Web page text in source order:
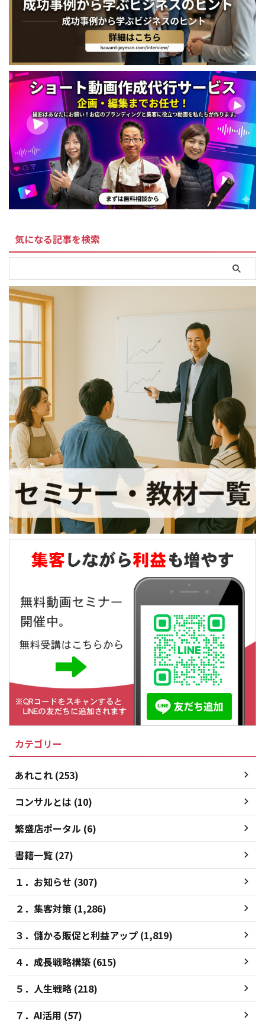
気になる記事を検索
カテゴリー
あれこれ (253)
コンサルとは (10)
繁盛店ポータル (6)
書籍一覧 (27)
１．お知らせ (307)
２．集客対策 (1,286)
３．儲かる販促と利益アップ (1,819)
４．成長戦略構築 (615)
５．人生戦略 (218)
７．AI活用 (57)